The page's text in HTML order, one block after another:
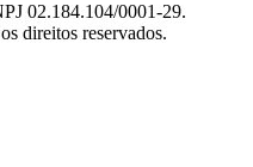
02.184.104/0001-29.
direitos reservados.